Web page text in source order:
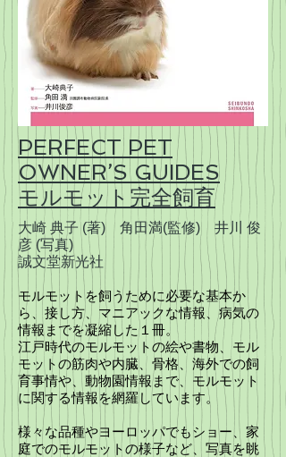
PERFECT PET
OWNER’S GUIDES
モルモット完全飼育
大崎 典子 (著) 角田満(監修) 井川 俊
彦 (写真)
誠文堂新光社
モルモットを飼うために必要な基本か
ら、接し方、マニアックな情報、病気の
情報までを凝縮した１冊。
江戸時代のモルモットの絵や書物、モル
モットの筋肉や内臓、骨格、海外での飼
育事情や、動物園情報まで、モルモット
に関する情報を網羅しています。
様々な品種やヨーロッパでもショー、家
庭でのモルモットの様子など、写真を眺